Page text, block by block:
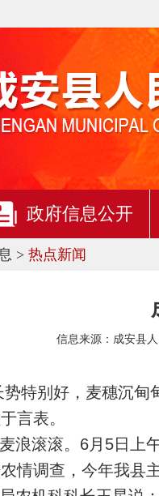
政府信息公开
> 热点新闻
信息来源： 成安县
势特别好，麦穗沉
言表。
浪滚滚。6月5日上
情调查，今年我县